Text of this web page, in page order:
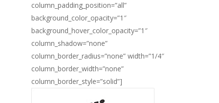
column_padding_position=”all”
background_color_opacity=”1″
background_hover_color_opacity=”1″
column_shadow=”none”
column_border_radius=”none” width=”1/4″
column_border_width=”none”
column_border_style=”solid”]